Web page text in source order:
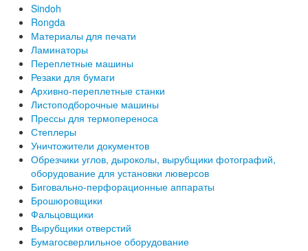
Sindoh
Rongda
Материалы для печати
Ламинаторы
Переплетные машины
Резаки для бумаги
Архивно-переплетные станки
Листоподборочные машины
Прессы для термопереноса
Степлеры
Уничтожители документов
Обрезчики углов, дыроколы, вырубщики фотографий,
оборудование для установки люверсов
Биговально-перфорационные аппараты
Брошюровщики
Фальцовщики
Вырубщики отверстий
Бумагосверлильное оборудование